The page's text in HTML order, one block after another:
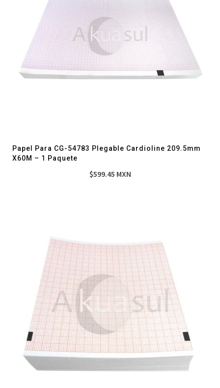
Papel Para CG-54783 Plegable Cardioline 209.5mm
X60M – 1 Paquete
$599.45 MXN